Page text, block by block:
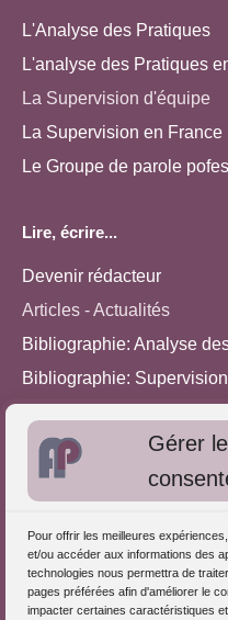
Gérer le
Pour offrir les meilleures
et/ou accéder aux informations des
technologies nous permettra de
pages préférées afin d'améliorer le
impacter certaines caractéristiques
L'Analyse des Pratiques
L'analyse des Pratiques
La Supervision d'équipe
La Supervision en France
Le Groupe de parole
Lire, écrire...
Devenir rédacteur
Articles - Actualités
Bibliographie: Analyse
Bibliographie: Supervision
Approches de l'Analyse
S'inscrire dans l'Annuaire
Publiez vos formations